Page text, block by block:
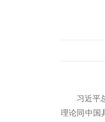
习近平
理论同中国